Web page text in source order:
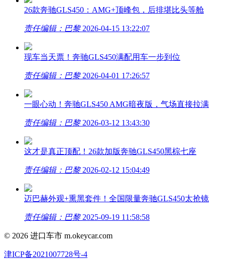
26款奔驰GLS450：AMG+顶峰包，后排堪比头等舱
责任编辑：巴黎 2026-04-15 13:22:07
现车当天票！奔驰GLS450满配用车一步到位
责任编辑：巴黎 2026-04-01 17:26:57
一眼心动！奔驰GLS450 AMG暗夜版，气场直接拉满
责任编辑：巴黎 2026-03-12 13:43:30
这才是真正顶配！26款加版奔驰GLS450黑棕七座
责任编辑：巴黎 2026-02-12 15:04:49
迈巴赫外观+熏黑套件！全国限量奔驰GLS450太抢镜
责任编辑：巴黎 2025-09-19 11:58:58
© 2026 进口车市 m.okeycar.com
津ICP备2021007728号-4